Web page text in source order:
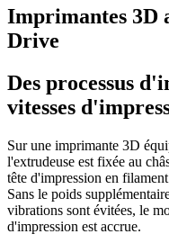
Imprimantes 3D
Drive
Des processus
vitesses
Sur une imprimante 3D
l'extrudeuse est fixée au
tête d'impression en
Sans le poids
vibrations sont évitées, le
d'impression est accrue.